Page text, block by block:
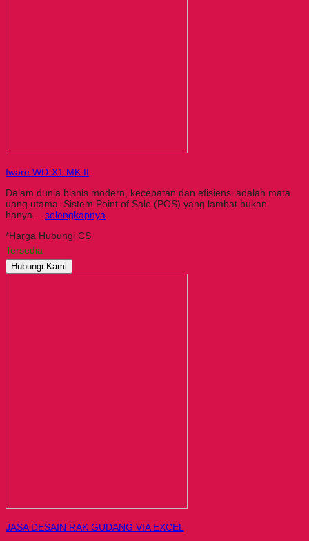
Iware WD-X1 MK II
Dalam dunia bisnis modern, kecepatan dan efisiensi adalah mata
uang utama. Sistem Point of Sale (POS) yang lambat bukan
hanya… selengkapnya
*Harga Hubungi CS
Tersedia
Hubungi Kami
JASA DESAIN RAK GUDANG VIA EXCEL